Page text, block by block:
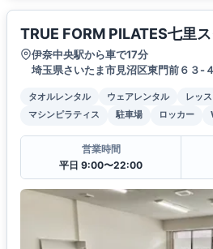
TRUE FORM PILATES七里
伊奈中央駅から車で17分
埼玉県さいたま市見沼区東門前６３-
タオルレンタル ウェアレンタル レッ
マシンピラティス
駐車場 ロッカー
営業時間
平日 9:00〜22:00